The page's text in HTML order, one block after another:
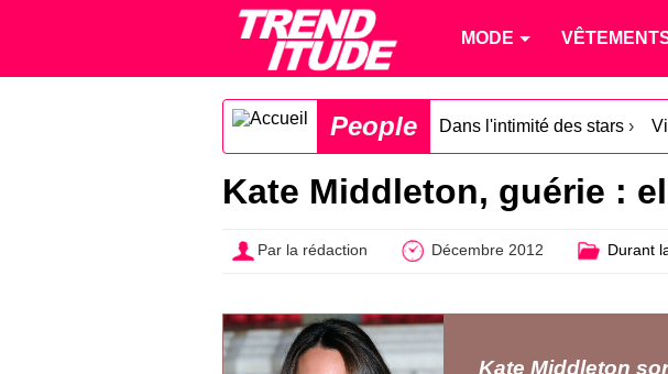
MODE
People Dans l'intimité des stars ›
Kate Middleton, guérie :
Par la rédaction Décembre 2012 Durant
Kate Middleton